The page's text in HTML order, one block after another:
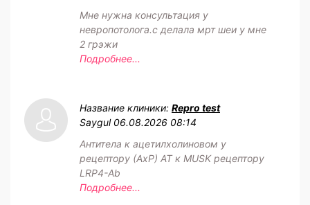
Мне нужна консультация у
невропотолога.с делала мрт шеи у мне
2 грэжи
Подробнее...
Название клиники: Repro test
Saygul 06.08.2026 08:14
Антитела к ацетилхолиновом у
рецептору (АхР) АТ к MUSK рецептору
LRP4-Ab
Подробнее...